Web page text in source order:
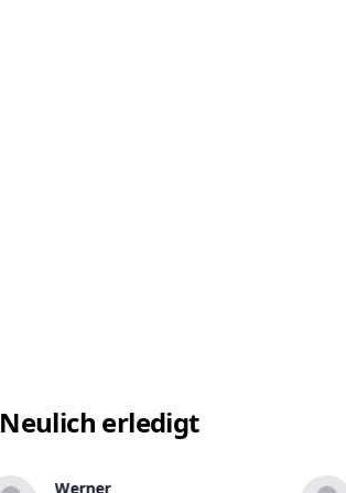
Neulich erledigt
Werner